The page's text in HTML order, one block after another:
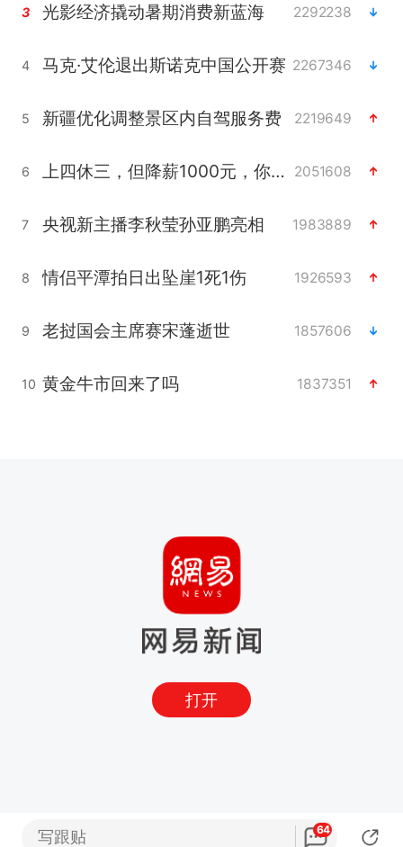
3 光影经济撬动暑期消费新蓝海 2292238
4 马克·艾伦退出斯诺克中国公开赛 2267346
5 新疆优化调整景区内自驾服务费 2219649
6 上四休三，但降薪1000元，你接受吗？ 2051608
7 央视新主播李秋莹孙亚鹏亮相 1983889
8 情侣平潭拍日出坠崖1死1伤 1926593
9 老挝国会主席赛宋蓬逝世 1857606
10 黄金牛市回来了吗 1837351
打开
写跟贴 64